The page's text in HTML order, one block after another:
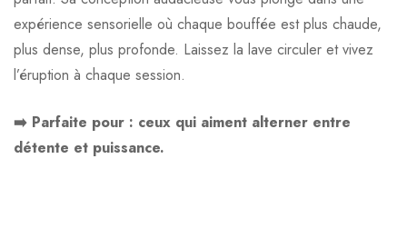
expérience sensorielle où chaque bouffée est plus chaude,
plus dense, plus profonde. Laissez la lave circuler et vivez
l’éruption à chaque session.
➡️ Parfaite pour : ceux qui aiment alterner entre
détente et puissance.
Il n'y a pas encore d'avis, donnez le vôtre en premier !
Aucune question actuellement. Devenez le premier à poser
votre question !